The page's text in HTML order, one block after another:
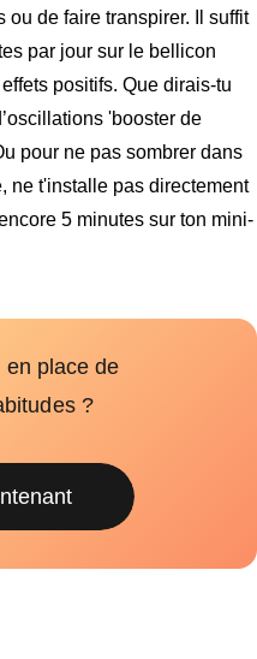
ou de faire transpirer. Il suffit
par jour sur le bellicon
positifs. Que dirais-tu
'booster de
pour ne pas sombrer dans
ne t'installe pas directement
5 minutes sur ton mini-
en place de
?